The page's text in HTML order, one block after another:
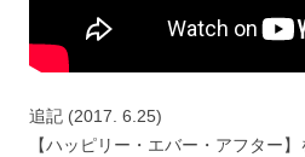
追記 (2017. 6.25)
【ハッピリー・エバー・アフター